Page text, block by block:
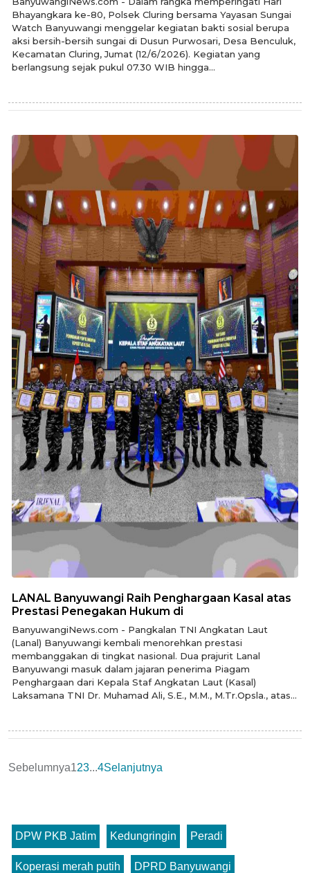
Bhayangkara ke-80, Polsek Cluring bersama Yayasan Sungai
Watch Banyuwangi menggelar kegiatan bakti sosial berupa
aksi bersih-bersih sungai di Dusun Purwosari, Desa Benculuk,
Kecamatan Cluring, Jumat (12/6/2026). Kegiatan yang
berlangsung sejak pukul 07.30 WIB hingga...
LANAL Banyuwangi Raih Penghargaan Kasal atas
Prestasi Penegakan Hukum di
BanyuwangiNews.com - Pangkalan TNI Angkatan Laut
(Lanal) Banyuwangi kembali menorehkan prestasi
membanggakan di tingkat nasional. Dua prajurit Lanal
Banyuwangi masuk dalam jajaran penerima Piagam
Penghargaan dari Kepala Staf Angkatan Laut (Kasal)
Laksamana TNI Dr. Muhamad Ali, S.E., M.M., M.Tr.Opsla., atas...
Sebelumnya123...4Selanjutnya
DPW PKB Jatim Kedungringin Peradi
Koperasi merah putih DPRD Banyuwangi